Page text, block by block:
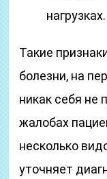
нагрузках.
Такие
болезни, на
никак себя не
жалобах
несколько
уточняет